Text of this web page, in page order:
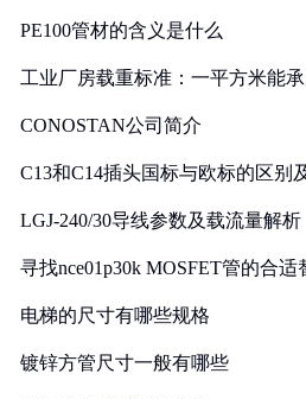
PE100管材的含义是什么
工业厂房载重标准：一平方米能
CONOSTAN公司简介
C13和C14插头国标与欧标的区别
LGJ-240/30导线参数及载流量解析
寻找nce01p30k MOSFET管的合适
电梯的尺寸有哪些规格
镀锌方管尺寸一般有哪些